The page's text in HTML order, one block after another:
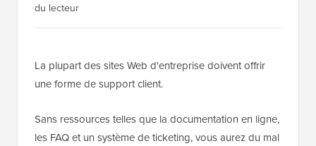
du lecteur
La plupart des sites Web d'entreprise doivent offrir
une forme de support client.
Sans ressources telles que la documentation en ligne,
les FAQ et un système de ticketing, vous aurez du mal